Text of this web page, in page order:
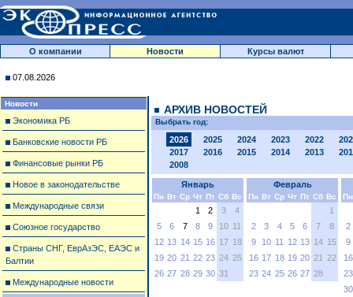
О компании Новости Курсы валют
07.08.2026
Новости
Экономика РБ
Банковские новости РБ
Финансовые рынки РБ
Новое в законодательстве
Международные связи
Союзное государство
Страны СНГ, ЕврАзЭС, ЕАЭС и
Балтии
Международные новости
АРХИВ НОВОСТЕЙ
Выбрать год:
2026 2025 2024 2023 2022
2017
2016 2015 2014 2013
2008
Январь
Пн Вт Ср Чт Пт Сб Вс
1 2 3
4
5
6 7 8 9 10 11
12 13 14 15 16 17 18
19 20 21 22 23 24 25
26 27 28 29 30 31
Февраль
Пн Вт Ср Чт Пт Сб Вс
1
2
3 4 5 6 7
8
9
10 11 12 13 14 15
16 17 18 19 20 21 22
23 24 25 26 27 28
Пн
2
9
16
23
30